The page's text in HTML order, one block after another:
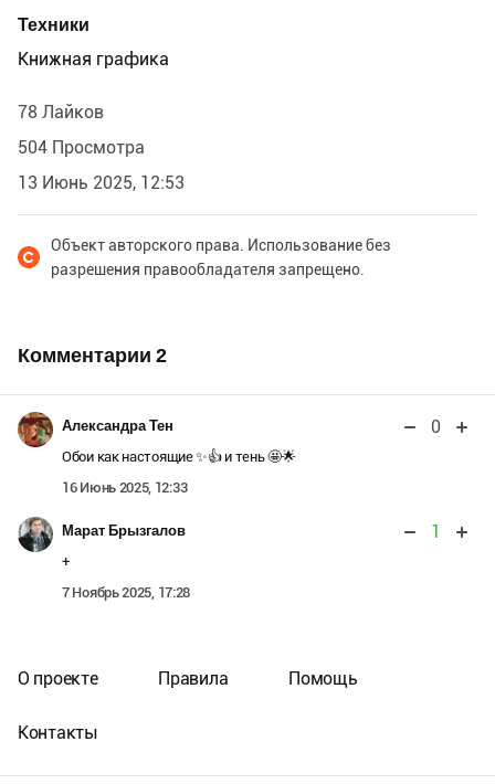
Техники
Книжная графика
78 Лайков
504 Просмотра
13 Июнь 2025, 12:53
Объект авторского права. Использование без
разрешения правообладателя запрещено.
Комментарии 2
Александра Тен 0
Обои как настоящие ✨👍 и тень 🤩🌟
16 Июнь 2025, 12:33
Марат Брызгалов 1
+
7 Ноябрь 2025, 17:28
О проекте Правила Помощь
Контакты